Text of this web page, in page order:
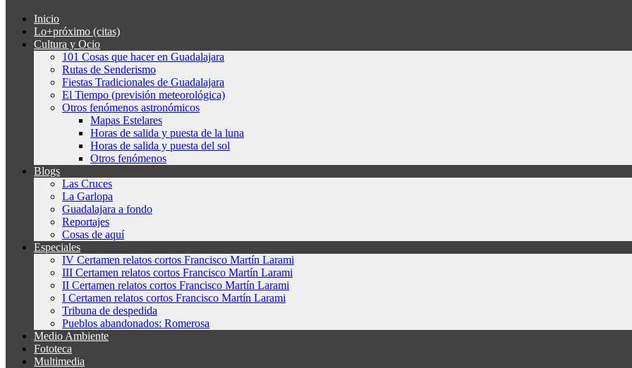
Inicio
Lo+próximo (citas)
Cultura y Ocio
101 Cosas que hacer en Guadalajara
Rutas de Senderismo
Fiestas Tradicionales de Guadalajara
El Tiempo (previsión meteorológica)
Otros fenómenos astronómicos
Mapas Estelares
Horas de salida y puesta de la luna
Horas de salida y puesta del sol
Otros fenómenos
Blogs
Las Cruces
La Garlopa
Guadalajara a fondo
Reportajes
Cosas de aquí
Especiales
IV Certamen relatos cortos Francisco Martín Larami
III Certamen relatos cortos Francisco Martín Larami
II Certamen relatos cortos Francisco Martín Larami
I Certamen relatos cortos Francisco Martín Larami
Tribuna de despedida
Pueblos abandonados: Romerosa
Medio Ambiente
Fototeca
Multimedia